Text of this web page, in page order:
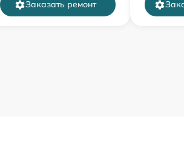
Заказать ремонт